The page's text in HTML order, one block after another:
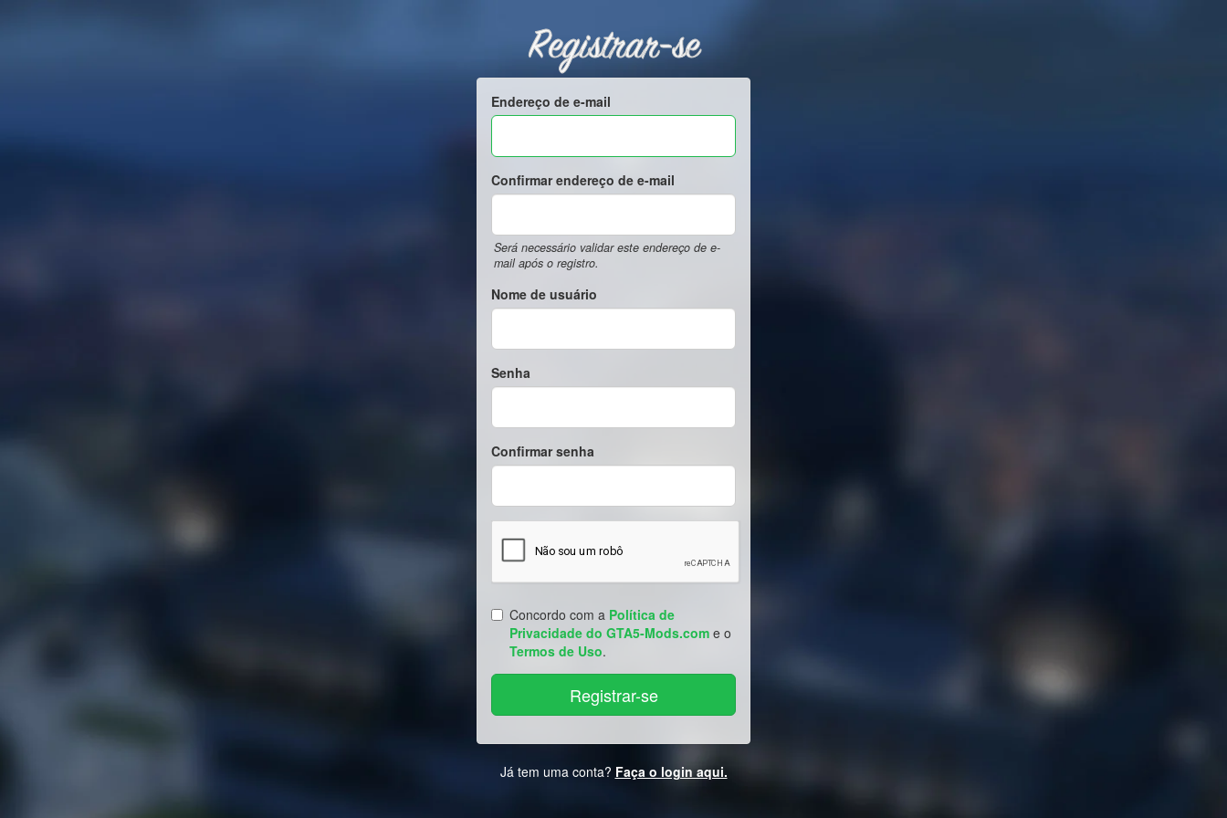
Registrar-se
Endereço de e-mail
Confirmar endereço de e-mail
Será necessário validar este endereço de e-
mail após o registro.
Nome de usuário
Senha
Confirmar senha
Concordo com a Política de
Privacidade do GTA5-Mods.com e o
Termos de Uso.
Já tem uma conta? Faça o login aqui.